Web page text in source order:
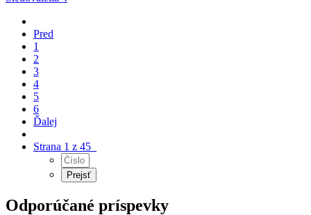
Pred
1
2
3
4
5
6
Ďalej
Strana 1 z 45
Odporúčané príspevky